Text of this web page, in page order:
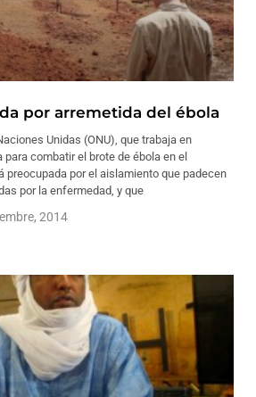
por arremetida del ébola
Unidas (ONU), que trabaja en
combatir el brote de ébola en el
preocupada por el aislamiento que padecen
por la enfermedad, y que
2014